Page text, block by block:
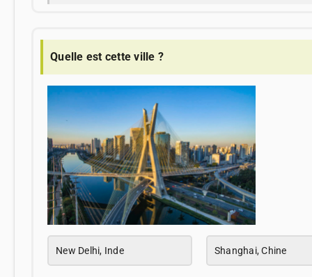
Quelle est cette ville ?
New Delhi, Inde Shanghai, Chine